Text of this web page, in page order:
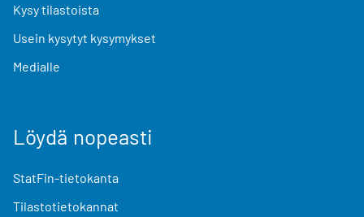
Kysy tilastoista
Usein kysytyt kysymykset
Medialle
Löydä nopeasti
StatFin-tietokanta
Tilastotietokannat